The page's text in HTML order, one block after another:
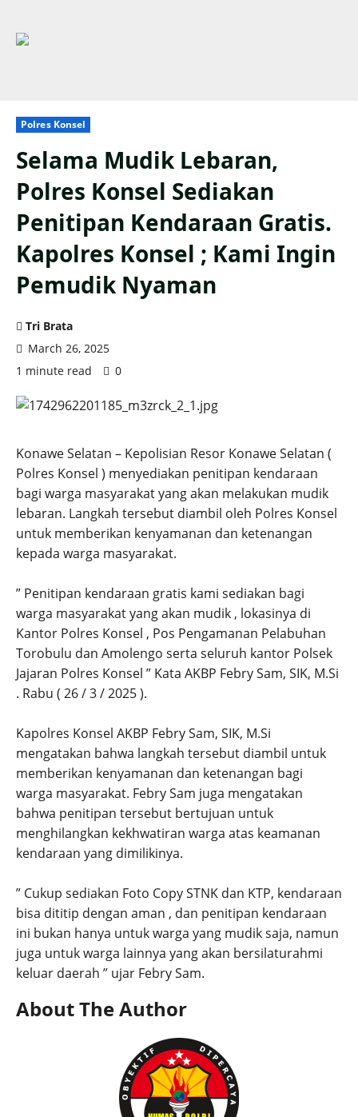
Polres Konsel
Selama Mudik Lebaran,
Polres Konsel Sediakan
Penitipan Kendaraan Gratis.
Kapolres Konsel ; Kami Ingin
Pemudik Nyaman
Tri Brata
March 26, 2025
1 minute read
0
Konawe Selatan – Kepolisian Resor Konawe Selatan (
Polres Konsel ) menyediakan penitipan kendaraan
bagi warga masyarakat yang akan melakukan mudik
lebaran. Langkah tersebut diambil oleh Polres Konsel
untuk memberikan kenyamanan dan ketenangan
kepada warga masyarakat.
” Penitipan kendaraan gratis kami sediakan bagi
warga masyarakat yang akan mudik , lokasinya di
Kantor Polres Konsel , Pos Pengamanan Pelabuhan
Torobulu dan Amolengo serta seluruh kantor Polsek
Jajaran Polres Konsel ” Kata AKBP Febry Sam, SIK, M.Si
. Rabu ( 26 / 3 / 2025 ).
Kapolres Konsel AKBP Febry Sam, SIK, M.Si
mengatakan bahwa langkah tersebut diambil untuk
memberikan kenyamanan dan ketenangan bagi
warga masyarakat. Febry Sam juga mengatakan
bahwa penitipan tersebut bertujuan untuk
menghilangkan kekhwatiran warga atas keamanan
kendaraan yang dimilikinya.
” Cukup sediakan Foto Copy STNK dan KTP, kendaraan
bisa dititip dengan aman , dan penitipan kendaraan
ini bukan hanya untuk warga yang mudik saja, namun
juga untuk warga lainnya yang akan bersilaturahmi
keluar daerah ” ujar Febry Sam.
About The Author